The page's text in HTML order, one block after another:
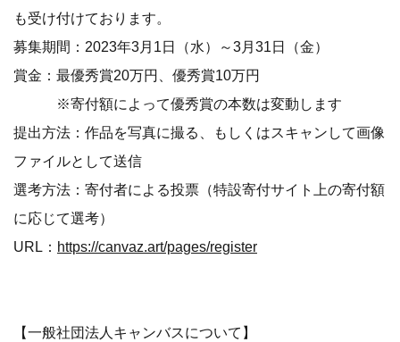
も受け付けております。
募集期間：2023年3月1日（水）～3月31日（金）
賞金：最優秀賞20万円、優秀賞10万円
※寄付額によって優秀賞の本数は変動します
提出方法：作品を写真に撮る、もしくはスキャンして画像
ファイルとして送信
選考方法：寄付者による投票（特設寄付サイト上の寄付額
に応じて選考）
URL： https://canvaz.art/pages/register
【一般社団法人キャンバスについて】